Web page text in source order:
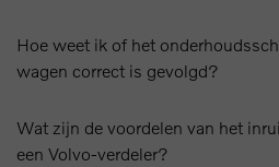
Hoe weet ik of het
wagen correct is gevolgd?
Wat zijn de voordelen van het
een Volvo-verdeler?